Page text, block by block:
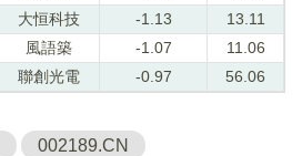
大恒科技 -1.13
13.11
風語築 -1.07
11.06
聯創光電 -0.97 56.06
002189.CN